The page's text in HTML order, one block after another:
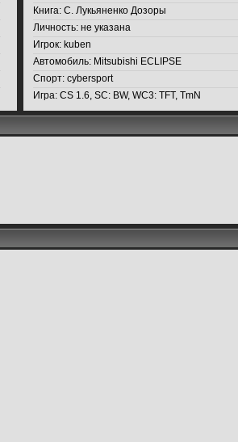
Книга: С. Лукьяненко Дозоры
Личность: не указана
Игрок: kuben
Автомобиль: Mitsubishi ECLIPSE
Спорт: cybersport
Игра: CS 1.6, SC: BW, WC3: TFT, TmN